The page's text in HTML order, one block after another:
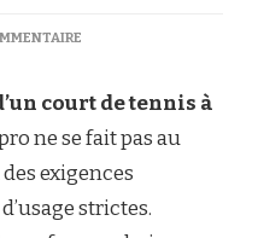
SUR
LA
CONSTRUCTION
COURT
TENNIS
court de tennis à
ne se fait pas au
exigences
strictes.